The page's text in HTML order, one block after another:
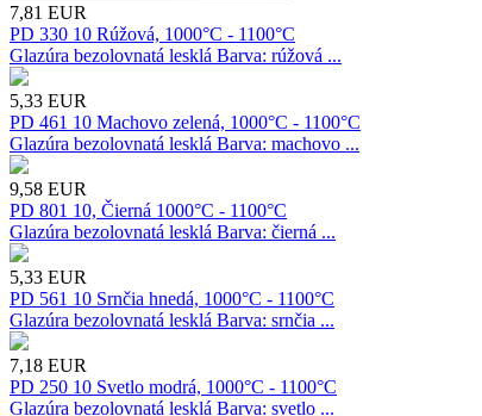
7,81 EUR
PD 330 10 Rúžová, 1000°C - 1100°C
Glazúra bezolovnatá lesklá Barva: rúžová ...
5,33 EUR
PD 461 10 Machovo zelená, 1000°C - 1100°C
Glazúra bezolovnatá lesklá Barva: machovo ...
9,58 EUR
PD 801 10, Čierná 1000°C - 1100°C
Glazúra bezolovnatá lesklá Barva: čierná ...
5,33 EUR
PD 561 10 Srnčia hnedá, 1000°C - 1100°C
Glazúra bezolovnatá lesklá Barva: srnčia ...
7,18 EUR
PD 250 10 Svetlo modrá, 1000°C - 1100°C
Glazúra bezolovnatá lesklá Barva: svetlo ...